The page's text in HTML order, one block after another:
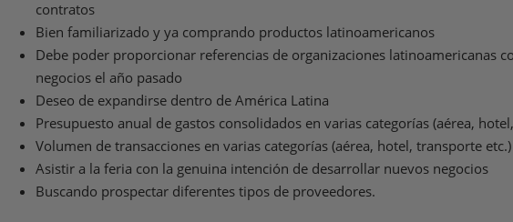
contratos
Bien familiarizado y ya comprando productos latinoamericanos
Debe poder proporcionar referencias de organizaciones latinoamericanas
negocios el año pasado
Deseo de expandirse dentro de América Latina
Presupuesto anual de gastos consolidados en varias categorías (aérea,
Volumen de transacciones en varias categorías (aérea, hotel, transporte etc.)
Asistir a la feria con la genuina intención de desarrollar nuevos negocios
Buscando prospectar diferentes tipos de proveedores.